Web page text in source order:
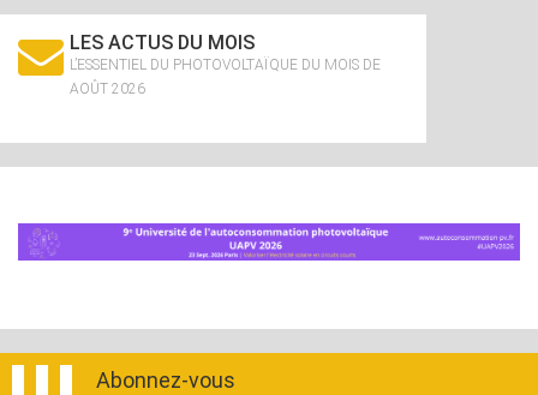
LES ACTUS DU MOIS
L’ESSENTIEL DU PHOTOVOLTAÏQUE DU MOIS DE
AOÛT 2026
Abonnez-vous